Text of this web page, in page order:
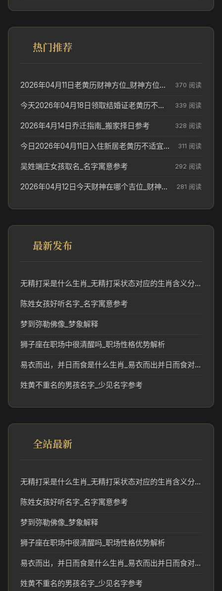
热门推荐
2026年04月11日老黄历财神方位_财神方位与供奉讲究 370 阅读
今天2026年04月18日领取结婚证老黄历不适合吗_领证日期参考 339 阅读
2026年4月14日乔迁指南_搬家择日参考 328 阅读
今日2026年04月11日入住新居老黄历不适宜吗_搬家择日参考 311 阅读
吴姓端庄女孩取名_名字寓意参考 292 阅读
2026年04月12日今天财神在哪个吉位_财神方位参考 281 阅读
最新发布
无精打采是什么生肖_无精打采状态对应的生肖含义分析
陈姓女孩好听名字_名字寓意参考
梦到弥勒佛像_梦象解释
狮子座在职场中很清醒吗_职场性格优势解析
易衣而出，并日而食是什么生肖_易衣而出并日而食对应的生肖含义解析
姓黄不重名的男孩名字_少见名字参考
全站最新
无精打采是什么生肖_无精打采状态对应的生肖含义分析
陈姓女孩好听名字_名字寓意参考
梦到弥勒佛像_梦象解释
狮子座在职场中很清醒吗_职场性格优势解析
易衣而出，并日而食是什么生肖_易衣而出并日而食对应的生肖含义解析
姓黄不重名的男孩名字_少见名字参考